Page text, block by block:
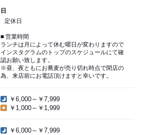
日
定休日
■ 営業時間
ランチは月によって休む曜日が変わりますので
インスタグラムのトップのスケジュールにて確
認お願い致します。
※昼、夜ともにお蕎麦が売り切れ時点で閉店の
為、来店前にお電話頂けますと幸いです。
￥6,000～￥7,999
￥1,000～￥1,999
￥6,000～￥7,999